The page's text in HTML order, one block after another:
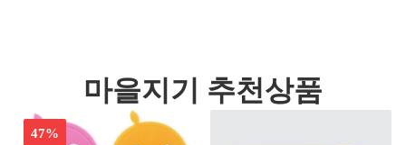
마을지기 추천상품
47%